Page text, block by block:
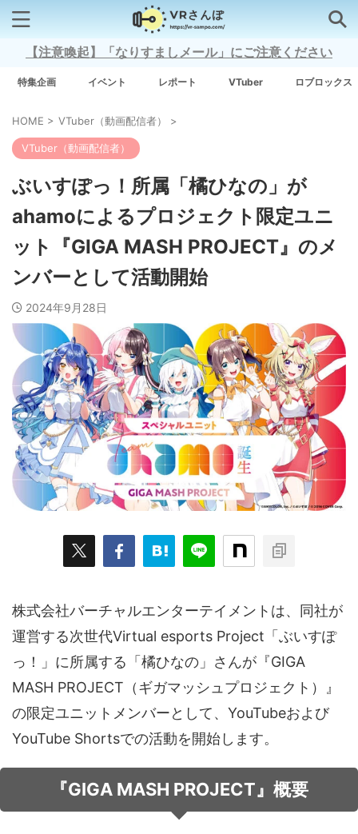
検索はコチラから
Grow A Garden（庭を成長させる）
ARKit BitStar（ぶいらいぶ） CG(2D/3D) esports
Fortnite HMD HoloModels Music NEWS
PR/提供 Roblox Steam TGS VRChat
にじさんじ アウトドア アニメ アプリ
アミューズメント イベント オーディション
キャンペーン クラウドファンディング
ゲーム コスプレ スポーツ
ソーシャルVR
パノラマ ボカロ メタバース レポート
仮想通貨/NFT 季節 映画 東京 東雲めぐ
海外 演劇・舞台 特集企画 生成AI
音声（ボイス）
【注意喚起】「なりすましメール」にご注意ください
特集企画 イベント レポート VTuber ロブロックス
HOME > VTuber（動画配信者） >
VTuber（動画配信者）
ぶいすぽっ！所属「橘ひなの」が
ahamoによるプロジェクト限定ユニ
ット『GIGA MASH PROJECT』のメ
ンバーとして活動開始
2024年9月28日
株式会社バーチャルエンターテイメントは、同社が
運営する次世代Virtual esports Project「ぶいすぽ
っ！」に所属する「橘ひなの」さんが『GIGA
MASH PROJECT（ギガマッシュプロジェクト）』
の限定ユニットメンバーとして、YouTubeおよび
YouTube Shortsでの活動を開始します。
『GIGA MASH PROJECT』概要